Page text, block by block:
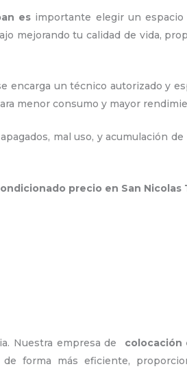
es importante elegir un
mejorando tu calidad de vida,
encarga un técnico autorizado y
menor consumo y mayor
mal uso, y acumulación de
precio en San
Nuestra empresa de colocación
forma más eficiente,